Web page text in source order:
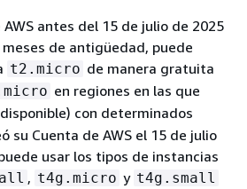
antes del 15 de julio de 2025
de antigüedad, puede
t2.micro de manera gratuita
en regiones en las que
con determinados
su Cuenta de AWS el 15 de julio
usar los tipos de instancias
, t4g.micro y t4g.small